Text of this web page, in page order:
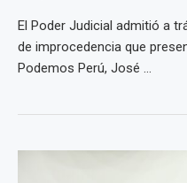
El Poder Judicial admitió a
de improcedencia que
Podemos Perú, José ...